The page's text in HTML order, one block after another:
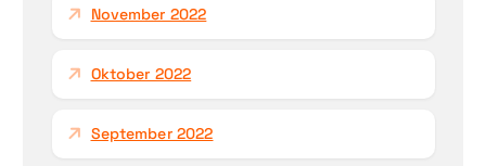
November 2022
Oktober 2022
September 2022